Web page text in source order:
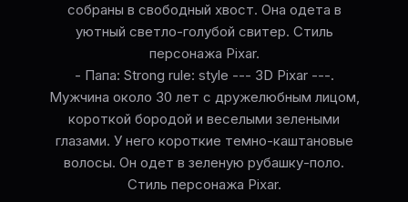
собраны в свободный хвост. Она одета в
уютный светло-голубой свитер. Стиль
персонажа Pixar.
- Папа: Strong rule: style --- 3D Pixar ---.
Мужчина около 30 лет с дружелюбным лицом,
короткой бородой и веселыми зелеными
глазами. У него короткие темно-каштановые
волосы. Он одет в зеленую рубашку-поло.
Стиль персонажа Pixar.